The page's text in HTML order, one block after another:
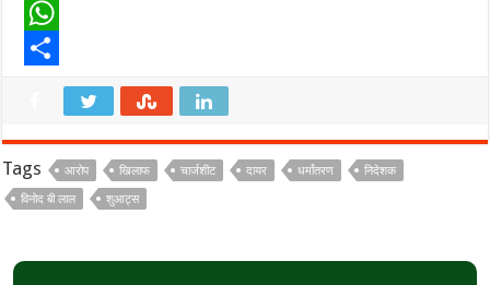
a
c
o
T
w
e
W
s
p
r
Tags आरोप खिलाफ चार्जशीट दायर धर्मांतरण
निदेशक
विनोद बी लाल
शुआट्स